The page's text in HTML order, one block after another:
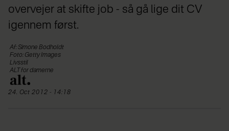
overvejer at skifte job - så gå lige dit CV
igennem først.
Af: Simone Bodholdt
Foto: Getty Images
Livsstil
ALT for damerne
24. Oct 2012 - 14:18